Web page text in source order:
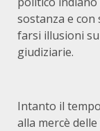
sostanza e
farsi illusioni
giudiziarie.
Intanto il
alla mercè delle